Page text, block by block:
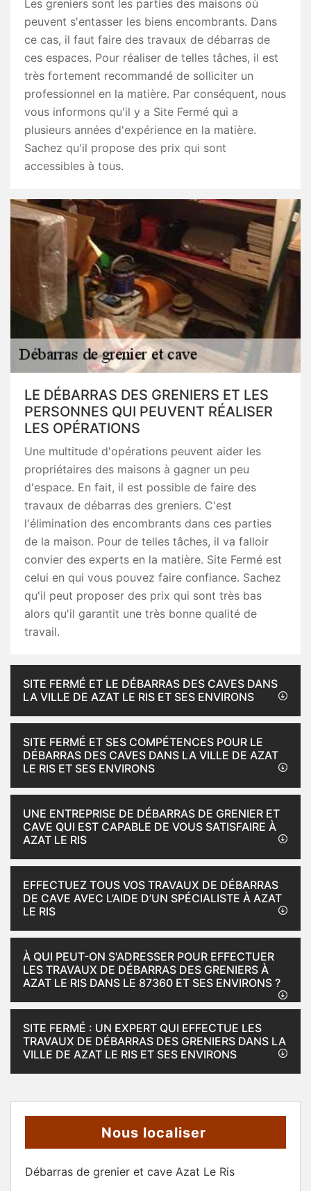
Les greniers sont les parties des maisons où
peuvent s'entasser les biens encombrants. Dans
ce cas, il faut faire des travaux de débarras de
ces espaces. Pour réaliser de telles tâches, il est
très fortement recommandé de solliciter un
professionnel en la matière. Par conséquent, nous
vous informons qu'il y a Site Fermé qui a
plusieurs années d'expérience en la matière.
Sachez qu'il propose des prix qui sont
accessibles à tous.
LE DÉBARRAS DES GRENIERS ET LES
PERSONNES QUI PEUVENT RÉALISER
LES OPÉRATIONS
Une multitude d'opérations peuvent aider les
propriétaires des maisons à gagner un peu
d'espace. En fait, il est possible de faire des
travaux de débarras des greniers. C'est
l'élimination des encombrants dans ces parties
de la maison. Pour de telles tâches, il va falloir
convier des experts en la matière. Site Fermé est
celui en qui vous pouvez faire confiance. Sachez
qu'il peut proposer des prix qui sont très bas
alors qu'il garantit une très bonne qualité de
travail.
SITE FERMÉ ET LE DÉBARRAS DES CAVES DANS
LA VILLE DE AZAT LE RIS ET SES ENVIRONS
SITE FERMÉ ET SES COMPÉTENCES POUR LE
DÉBARRAS DES CAVES DANS LA VILLE DE AZAT
LE RIS ET SES ENVIRONS
UNE ENTREPRISE DE DÉBARRAS DE GRENIER ET
CAVE QUI EST CAPABLE DE VOUS SATISFAIRE À
AZAT LE RIS
EFFECTUEZ TOUS VOS TRAVAUX DE DÉBARRAS
DE CAVE AVEC L’AIDE D’UN SPÉCIALISTE À AZAT
LE RIS
À QUI PEUT-ON S'ADRESSER POUR EFFECTUER
LES TRAVAUX DE DÉBARRAS DES GRENIERS À
AZAT LE RIS DANS LE 87360 ET SES ENVIRONS ?
SITE FERMÉ : UN EXPERT QUI EFFECTUE LES
TRAVAUX DE DÉBARRAS DES GRENIERS DANS LA
VILLE DE AZAT LE RIS ET SES ENVIRONS
Nous localiser
Débarras de grenier et cave Azat Le Ris